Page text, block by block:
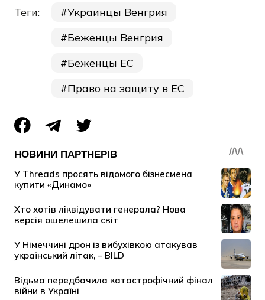
Теги:
Украинцы Венгрия
Беженцы Венгрия
Беженцы ЕС
Право на защиту в ЕС